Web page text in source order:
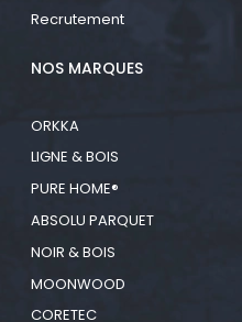
Recrutement
NOS MARQUES
ORKKA
LIGNE & BOIS
PURE HOME®
ABSOLU PARQUET
NOIR & BOIS
MOONWOOD
CORETEC